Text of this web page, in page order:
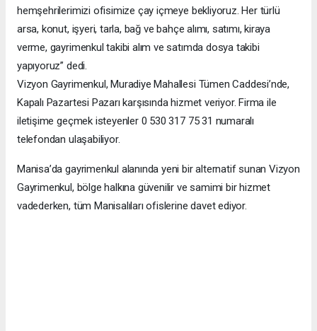
hemşehrilerimizi ofisimize çay içmeye bekliyoruz. Her türlü
arsa, konut, işyeri, tarla, bağ ve bahçe alımı, satımı, kiraya
verme, gayrimenkul takibi alım ve satımda dosya takibi
yapıyoruz” dedi.
Vizyon Gayrimenkul, Muradiye Mahallesi Tümen Caddesi’nde,
Kapalı Pazartesi Pazarı karşısında hizmet veriyor. Firma ile
iletişime geçmek isteyenler 0 530 317 75 31 numaralı
telefondan ulaşabiliyor.
Manisa’da gayrimenkul alanında yeni bir alternatif sunan Vizyon
Gayrimenkul, bölge halkına güvenilir ve samimi bir hizmet
vadederken, tüm Manisalıları ofislerine davet ediyor.